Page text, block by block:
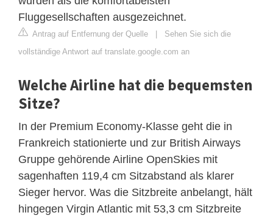
Fluggesellschaften ausgezeichnet.
Antrag auf Entfernung der Quelle | Sehen Sie sich die
vollständige Antwort auf translate.google.com an
Welche Airline hat die bequemsten
Sitze?
In der Premium Economy-Klasse geht die in
Frankreich stationierte und zur British Airways
Gruppe gehörende Airline OpenSkies mit
sagenhaften 119,4 cm Sitzabstand als klarer
Sieger hervor. Was die Sitzbreite anbelangt, hält
hingegen Virgin Atlantic mit 53,3 cm Sitzbreite